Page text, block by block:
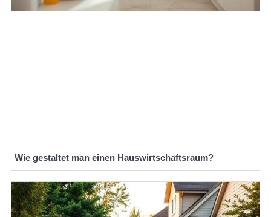
Wie gestaltet man einen Hauswirtschaftsraum?